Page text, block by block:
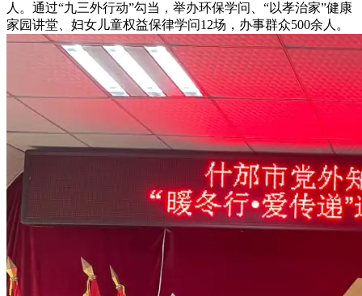
人。通过“九三外行动”勾当，举办环保学问、“以孝治家”健康
家园讲堂、妇女儿童权益保律学问12场，办事群众500余人。